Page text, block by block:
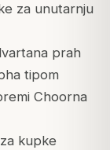
za unutarnju
prah
tipom
Choorna
kupke